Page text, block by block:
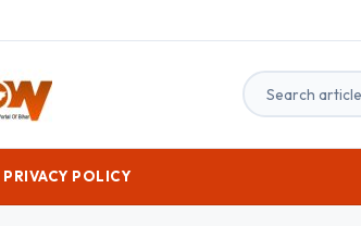
PRIVACY POLICY